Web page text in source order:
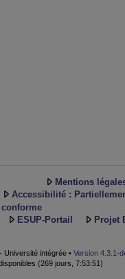
Mentions
Accessibilité :
conforme
ESUP-Portail
Projet
Université intégrée • Version 4.3.1-
(269 jours, 7:53:51)